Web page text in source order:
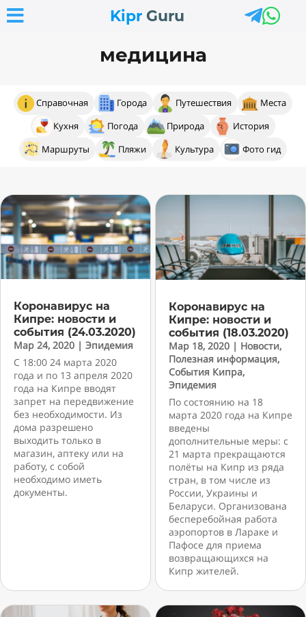
Kipr Guru
 
медицина
Справочная Города Путешествия
Места
Кухня
Погода Природа
История
Маршруты
Пляжи Культура Фото гид
Коронавирус на
Кипре: новости и
события (24.03.2020)
Мар 24, 2020 | Эпидемия
С 18:00 24 марта 2020
года и по 13 апреля 2020
года на Кипре вводят
запрет на передвижение
без необходимости. Из
дома разрешено
выходить только в
магазин, аптеку или на
работу, с собой
необходимо иметь
документы.
Коронавирус на
Кипре: новости и
события (18.03.2020)
Мар 18, 2020 | Новости,
Полезная информация,
События Кипра,
Эпидемия
По состоянию на 18
марта 2020 года на Кипре
введены
дополнительные меры: с
21 марта прекращаются
полёты на Кипр из ряда
стран, в том числе из
России, Украины и
Беларуси. Организована
бесперебойная работа
аэропортов в Лараке и
Пафосе для приема
возвращающихся на
Кипр жителей.